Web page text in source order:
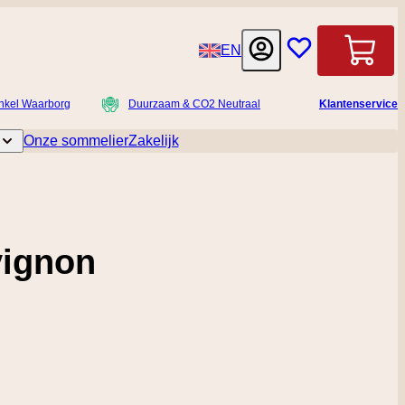
TaalEN
Waarborg Duurzaam & CO2 Neutraal Klantenservice
submenu for Accessoires
Onze sommelierZakelijk